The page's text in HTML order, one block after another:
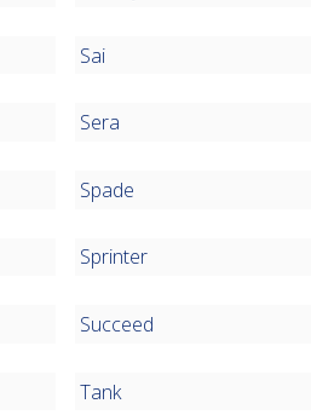
Sai
Sera
Spade
Sprinter
Succeed
Tank